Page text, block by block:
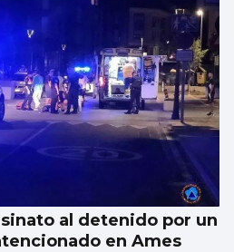
al detenido por un
en Ames